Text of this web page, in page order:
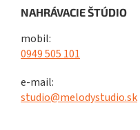
NAHRÁVACIE ŠTÚDIO
mobil:
0949 505 101
e-mail:
studio@melodystudio.sk